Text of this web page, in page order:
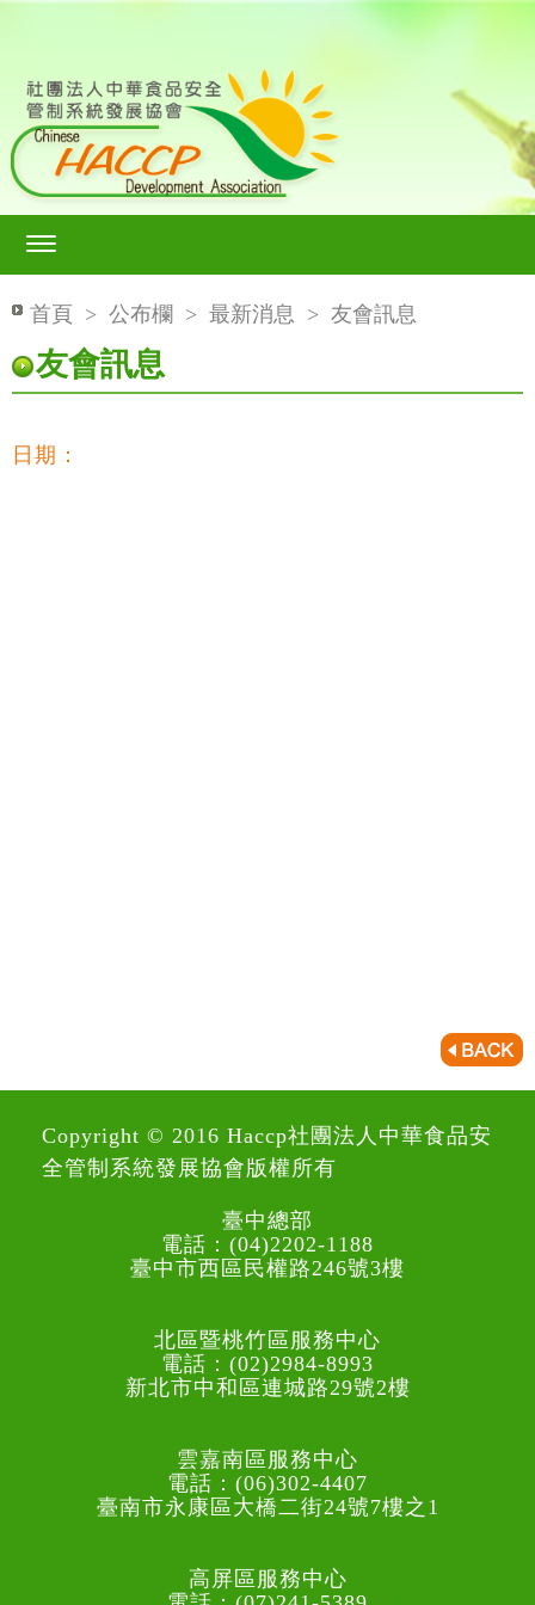
首頁 > 公布欄 > 最新消息 > 友會訊息
友會訊息
日期：
Copyright © 2016 Haccp社團法人中華食品安
全管制系統發展協會版權所有
臺中總部
電話：(04)2202-1188
臺中市西區民權路246號3樓
北區暨桃竹區服務中心
電話：(02)2984-8993
新北市中和區連城路29號2樓
雲嘉南區服務中心
電話：(06)302-4407
臺南市永康區大橋二街24號7樓之1
高屏區服務中心